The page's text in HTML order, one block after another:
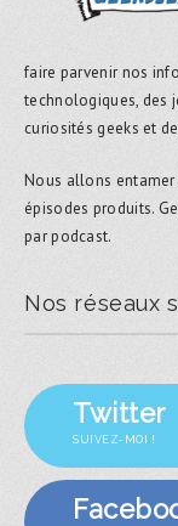
faire parvenir nos
technologiques, des
curiosités geeks et
Nous allons
épisodes produits.
par podcast.
Nos réseaux
Twitter
SUIVEZ-MOI !